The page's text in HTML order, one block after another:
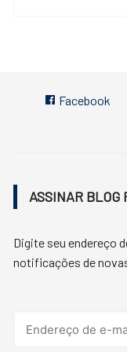
Facebook
ASSINAR BLOG
Digite seu endereço
notificações de